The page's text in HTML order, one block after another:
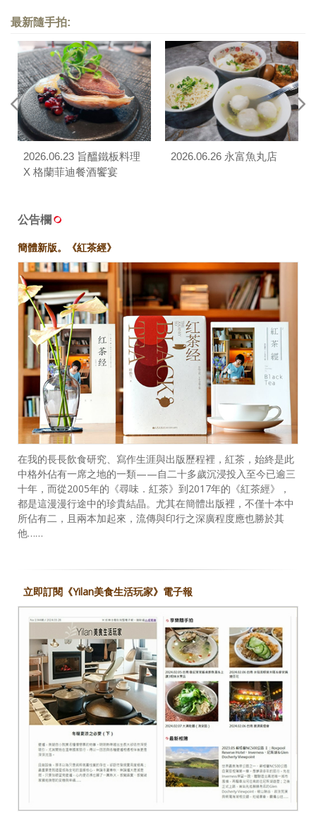
最新隨手拍:
2026.06.23 旨醞鐵板料理
X 格蘭菲迪餐酒饗宴
2026.06.26 永富魚丸店
公告欄
簡體新版。《紅茶經》
在我的長長飲食研究、寫作生涯與出版歷程裡，紅茶，始終是此
中格外佔有一席之地的一類——自二十多歲沉浸投入至今已逾三
十年，而從2005年的《尋味．紅茶》到2017年的《紅茶經》，
都是這漫漫行途中的珍貴結晶。尤其在簡體出版裡，不僅十本中
所佔有二，且兩本加起來，流傳與印行之深廣程度應也勝於其
他……
立即訂閱《Yilan美食生活玩家》電子報